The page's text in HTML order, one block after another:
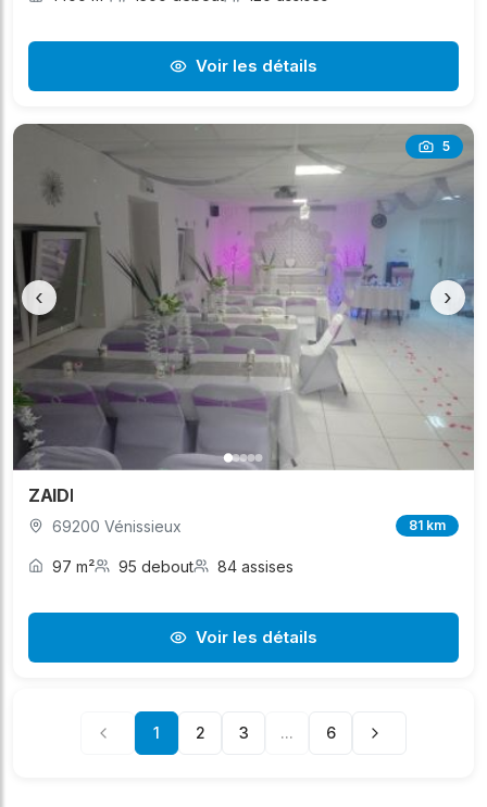
Voir les détails
5
‹ ›
ZAIDI
69200 Vénissieux 81 km
97 m² 95 debout 84 assises
Voir les détails
1 2 3 ... 6